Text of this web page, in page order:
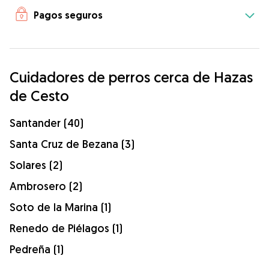
Pagos seguros
Cuidadores de perros cerca de Hazas
de Cesto
Santander (40)
Santa Cruz de Bezana (3)
Solares (2)
Ambrosero (2)
Soto de la Marina (1)
Renedo de Piélagos (1)
Pedreña (1)